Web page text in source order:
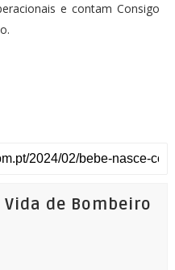
e contam Consigo
de Bombeiro